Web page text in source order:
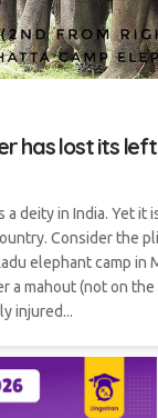
has lost its
a deity in India. Yet it
Consider the
elephant camp in
a mahout (not on
injured...